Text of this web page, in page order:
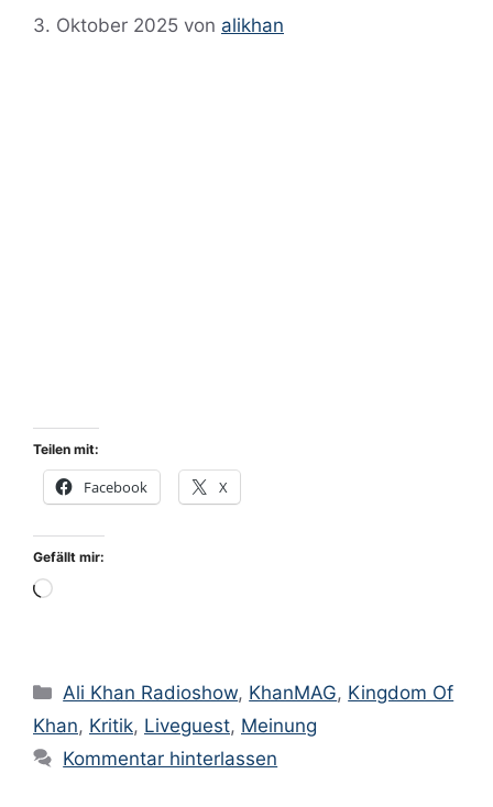
3. Oktober 2025 von alikhan
Teilen mit:
Facebook X
Gefällt mir:
Wird
Kategorien
Ali Khan Radioshow, KhanMAG, Kingdom Of
Khan, Kritik, Liveguest, Meinung
Kommentar hinterlassen